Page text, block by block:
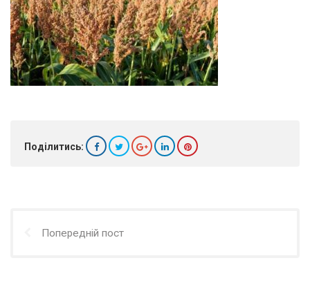
Поділитись:
Попередній пост